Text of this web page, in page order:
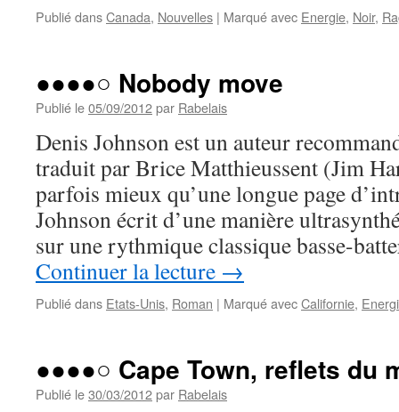
Publié dansCanada, Nouvelles | Marqué avec Energie, Noir,
●●●●○ Nobody move
Publié le05/09/2012par Rabelais
Denis Johnson est un auteur
traduit par Brice Matthieussent (Jim
parfois mieux qu’une longue page
Johnson écrit d’une manière
sur une rythmique classique basse-
Continuer la lecture →
Publié dans Etats-Unis, Roman | Marqué avecCalifornie,
●●●●○ Cape Town, reflets du
Publié le30/03/2012par Rabelais